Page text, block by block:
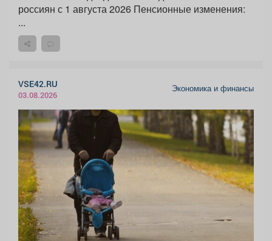
россиян с 1 августа 2026 Пенсионные изменения:
...
VSE42.RU
03.08.2026
Экономика и финансы